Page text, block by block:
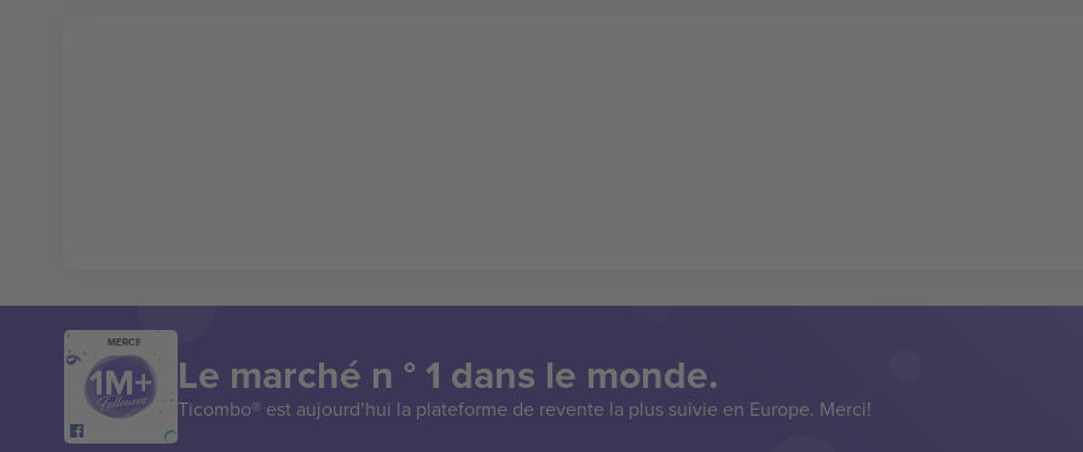
MERCI!
Le marché n ° 1 dans le monde.
Ticombo® est aujourd’hui la plateforme de revente la plus suivie en Europe. Merci!